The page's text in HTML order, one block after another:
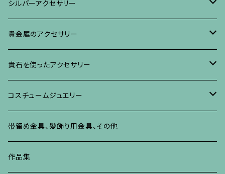
リング
ブレスレット、その他
ネックレス、ペンダント
リング
ブレスレット、その他
イヤリング・ピアス
真珠に蒔絵のアクセサリー
ブローチ
イヤリング、ピアス
水晶に蒔絵のアクセサリー
ブローチ
イヤリング、ピアス
朴の木やポプラに蒔絵のアクセサリー
ブローチ
イヤリング・ピアス
その他の蒔絵のアクセサリー
ブローチ
イヤリング、ピアス
ネックレス、ペンダント
リング
ブレスレット、バングル、その他
シルバーアクセサリー
ブローチ
イヤリング、ピアス
ネックレス、ペンダント
リング
ブレスレット、バングル、その他
貴金属のアクセサリー
ブローチ
イヤリング、ピアス
ネックレス、ペンダント
ブレスレット、その他
貴石を使ったアクセサリー
ブローチ
イヤリング、ピアス
ネックレス、ペンダント
コスチュームジュエリー
ブローチ
イヤリング、ピアス
帯留め金具、髪飾り用金具、その他
作品集